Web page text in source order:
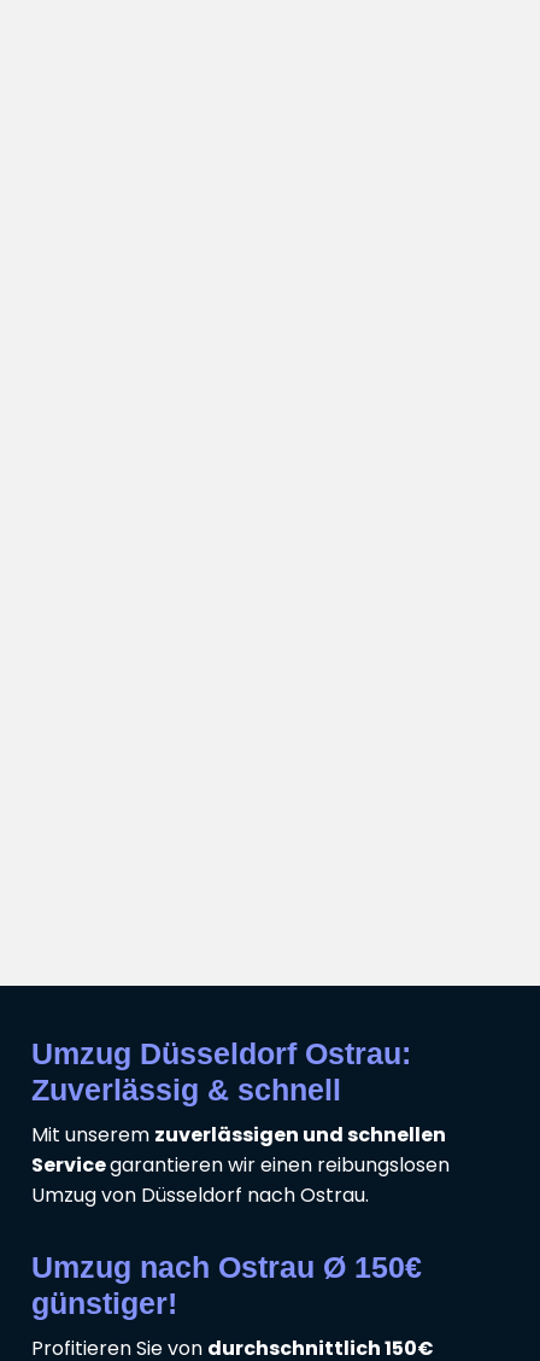
Umzug Düsseldorf Ostrau:
Zuverlässig & schnell
Mit unserem zuverlässigen und schnellen
Servicegarantieren wir einen reibungslosen
Umzug von Düsseldorf nach Ostrau.
Umzug nach Ostrau Ø 150€
günstiger!
Profitieren Sie von durchschnittlich 150€